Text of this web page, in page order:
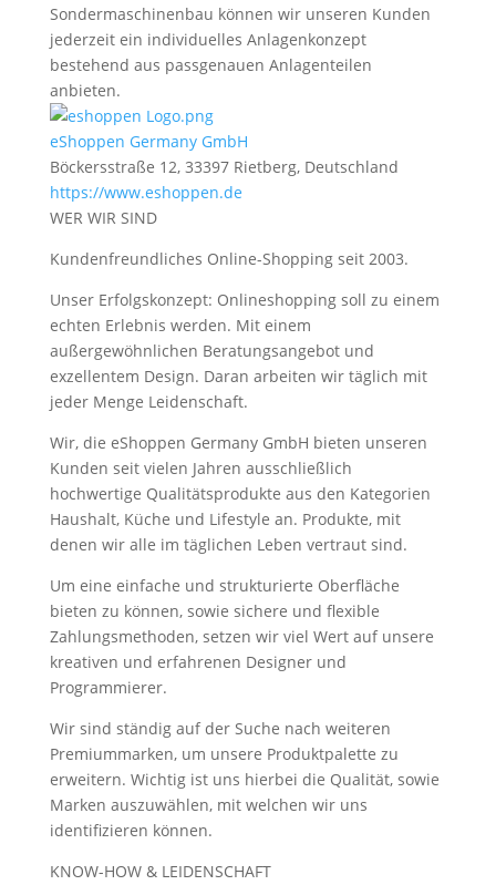
Sondermaschinenbau können wir unseren Kunden
jederzeit ein individuelles Anlagenkonzept
bestehend aus passgenauen Anlagenteilen
anbieten.
eShoppen Germany GmbH
Böckersstraße 12, 33397 Rietberg, Deutschland
https://www.eshoppen.de
WER WIR SIND
Kundenfreundliches Online-Shopping seit 2003.
Unser Erfolgskonzept: Onlineshopping soll zu einem
echten Erlebnis werden. Mit einem
außergewöhnlichen Beratungsangebot und
exzellentem Design. Daran arbeiten wir täglich mit
jeder Menge Leidenschaft.
Wir, die eShoppen Germany GmbH bieten unseren
Kunden seit vielen Jahren ausschließlich
hochwertige Qualitätsprodukte aus den Kategorien
Haushalt, Küche und Lifestyle an. Produkte, mit
denen wir alle im täglichen Leben vertraut sind.
Um eine einfache und strukturierte Oberfläche
bieten zu können, sowie sichere und flexible
Zahlungsmethoden, setzen wir viel Wert auf unsere
kreativen und erfahrenen Designer und
Programmierer.
Wir sind ständig auf der Suche nach weiteren
Premiummarken, um unsere Produktpalette zu
erweitern. Wichtig ist uns hierbei die Qualität, sowie
Marken auszuwählen, mit welchen wir uns
identifizieren können.
KNOW-HOW & LEIDENSCHAFT